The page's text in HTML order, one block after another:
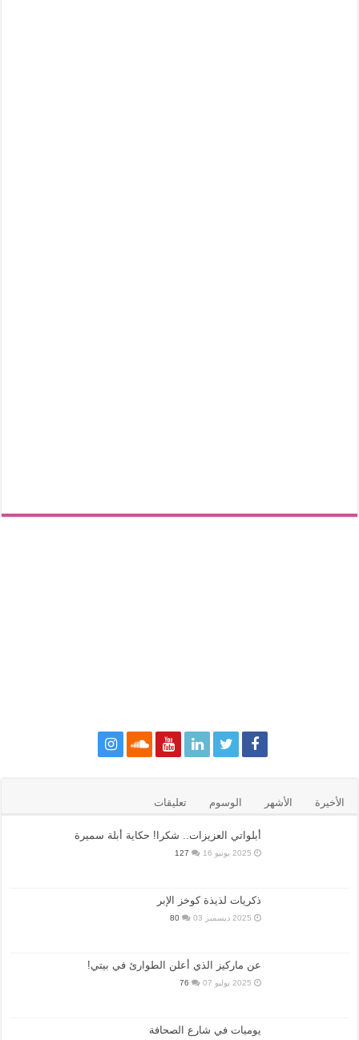
الأخيرة الأشهر الوسوم تعليقات
أبلواتي العزيزات.. شكرا! حكاية أبلة سميرة
2025 يونيو 16 127
ذكريات لذيذة كوخز الإبر
2025 ديسمبر 03 80
عن ماركيز الذي أعلن الطوارئ في بيتي!
2025 يوليو 07 76
يوميات في شارع الصحافة